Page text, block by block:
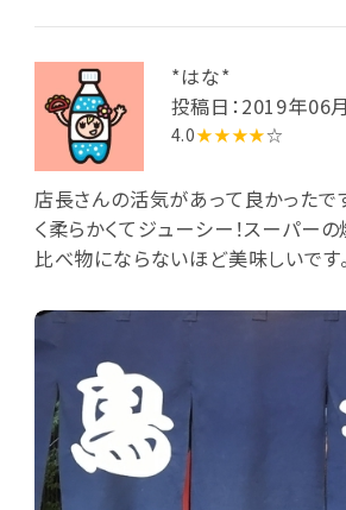
になって、昭和のレトロな看板がい
入ると、前客で結構賑わっています。
ので熱々、内容は手羽先・つくね・ね
２本ずつ。これらを肴に晩酌を美味し
*はな*
投稿日：2019年06
4.0★★★★☆
店長さんの活気があって良かったで
く柔らかくてジューシー！スーパー
比べ物にならないほど美味しいです